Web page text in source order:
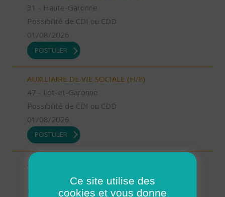
31 - Haute-Garonne
Possibilité de CDI ou CDD
01/08/2026
POSTULER
AUXILIAIRE DE VIE SOCIALE (H/F)
47 - Lot-et-Garonne
Possibilité de CDI ou CDD
01/08/2026
POSTULER
AUXILIAIRE DE VIE SOCIALE (H/F)
2A - Corse-du-Sud
Possibilité de CDI ou CDD
Ce site utilise des
cookies et vous donne